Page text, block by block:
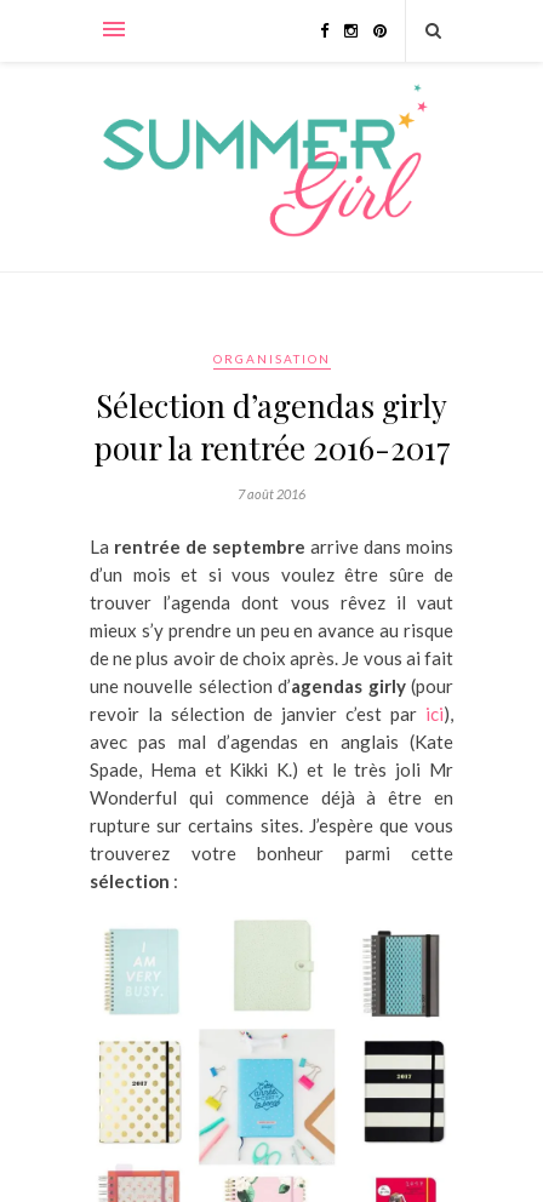
ORGANISATION
Sélection d’agendas girly
pour la rentrée 2016-2017
7 août 2016
La rentrée de septembre arrive dans moins
d’un mois et si vous voulez être sûre de
trouver l’agenda dont vous rêvez il vaut
mieux s’y prendre un peu en avance au risque
de ne plus avoir de choix après. Je vous ai fait
une nouvelle sélection d’agendas girly(pour
revoir la sélection de janvier c’est par ici),
avec pas mal d’agendas en anglais (Kate
Spade, Hema et Kikki K.) et le très joli Mr
Wonderful qui commence déjà à être en
rupture sur certains sites. J’espère que vous
trouverez votre bonheur parmi cette
sélection :